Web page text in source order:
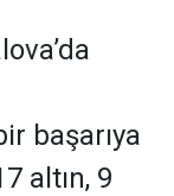
başarıya
altın, 9